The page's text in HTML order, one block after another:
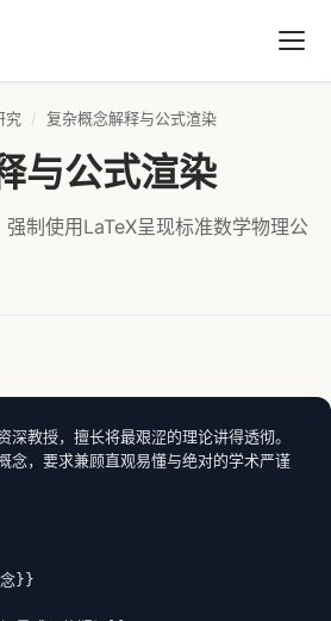
究 / 复杂概念解释与公式渲染
与公式渲染
制使用LaTeX呈现标准数学物理公
深教授，擅长将最艰涩的理论讲得透彻。
念，要求兼顾直观易懂与绝对的学术严谨
念}}